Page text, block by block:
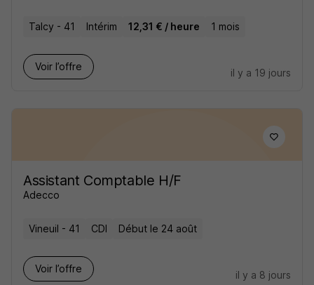
Talcy - 41 Intérim 12,31 € / heure 1 mois
Voir l’offre
il y a 19 jours
Assistant Comptable H/F
Adecco
Vineuil - 41 CDI Début le 24 août
Voir l’offre
il y a 8 jours